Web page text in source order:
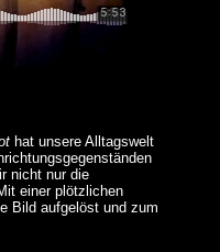
hat unsere Alltagswelt
nicht nur die
einer plötzlichen
Bild aufgelöst und zum